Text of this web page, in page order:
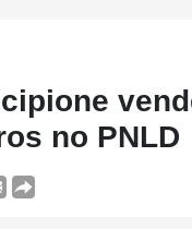
no PNLD